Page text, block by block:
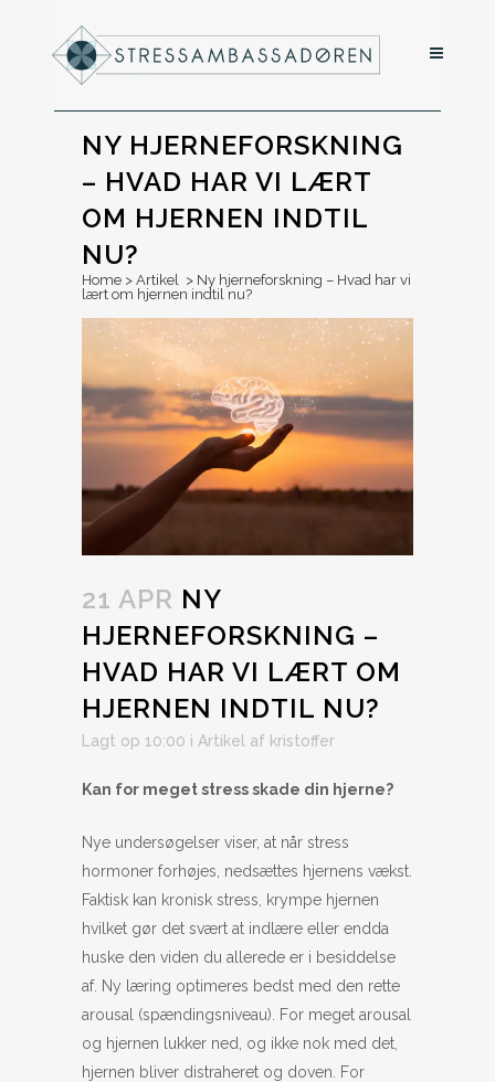
NY HJERNEFORSKNING
– HVAD HAR VI LÆRT
OM HJERNEN INDTIL
NU?
Home > Artikel > Ny hjerneforskning – Hvad har vi
lært om hjernen indtil nu?
21 APR NY
HJERNEFORSKNING –
HVAD HAR VI LÆRT OM
HJERNEN INDTIL NU?
Lagt op 10:00 i Artikel af kristoffer
Kan for meget stress skade din hjerne?
Nye undersøgelser viser, at når stress
hormoner forhøjes, nedsættes hjernens vækst.
Faktisk kan kronisk stress, krympe hjernen
hvilket gør det svært at indlære eller endda
huske den viden du allerede er i besiddelse
af. Ny læring optimeres bedst med den rette
arousal (spændingsniveau). For meget arousal
og hjernen lukker ned, og ikke nok med det,
hjernen bliver distraheret og doven. For